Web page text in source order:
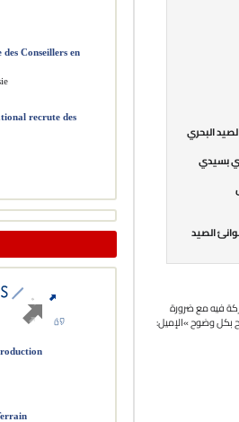
البحري
بسيدي
الصيد
فيه مع ضرورة
بكل وضوح »الإميل:
Conseillers en
recrute des